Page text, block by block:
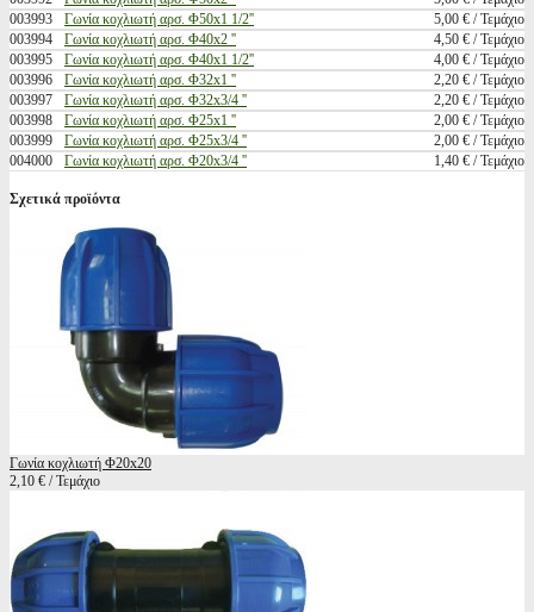
003993
Γωνία κοχλιωτή αρσ. Φ50x1 1/2''
5,00 € / Τεμάχιο
003994
Γωνία κοχλιωτή αρσ. Φ40x2 ''
4,50 € / Τεμάχιο
003995
Γωνία κοχλιωτή αρσ. Φ40x1 1/2''
4,00 € / Τεμάχιο
003996
Γωνία κοχλιωτή αρσ. Φ32x1 ''
2,20 € / Τεμάχιο
003997
Γωνία κοχλιωτή αρσ. Φ32x3/4 ''
2,20 € / Τεμάχιο
003998
Γωνία κοχλιωτή αρσ. Φ25x1 ''
2,00 € / Τεμάχιο
003999
Γωνία κοχλιωτή αρσ. Φ25x3/4 ''
2,00 € / Τεμάχιο
004000
Γωνία κοχλιωτή αρσ. Φ20x3/4 '' 1,40 € / Τεμάχιο
Σχετικά προϊόντα
Γωνία κοχλιωτή Φ20x20
2,10 € / Τεμάχιο